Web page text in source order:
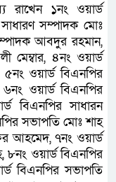
১নং ওয়ার্ড
সম্পাদক মোঃ
আবদুর রহমান,
৪নং ওয়ার্ড
ওয়ার্ড বিএনপির
ওয়ার্ড বিএনপির
বিএনপির সাধারন
সভাপতি মোঃ শাহ
আহমেদ, ৭নং ওয়ার্ড
৮নং ওয়ার্ড বিএনপির
বিএনপির সভাপতি